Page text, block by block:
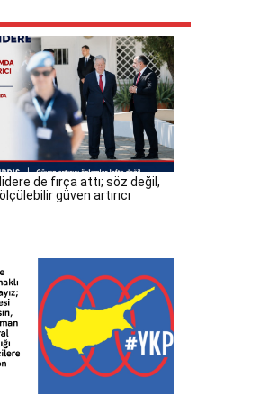
de fırça attı; söz değil,
güven artırıcı